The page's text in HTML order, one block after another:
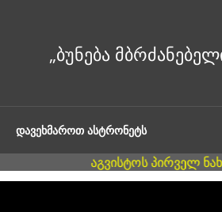
ᲓᲐᲕᲔᲮᲛᲐᲠᲝᲗ ᲐᲡᲢᲠᲝᲜᲔᲢᲡ